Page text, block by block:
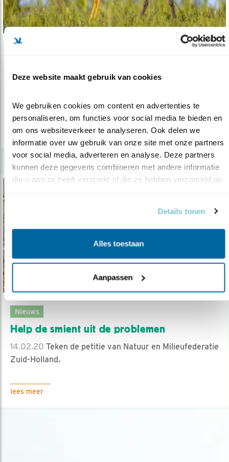
Deze website maakt gebruik van cookies
We gebruiken cookies om content en advertenties te
personaliseren, om functies voor social media te bieden en
om ons websiteverkeer te analyseren. Ook delen we
informatie over uw gebruik van onze site met onze partners
voor social media, adverteren en analyse. Deze partners
kunnen deze gegevens combineren met andere informatie
die u aan ze heeft verstrekt of die ze hebben verzameld op
Details tonen
Alles toestaan
Aanpassen
lees meer
Nieuws
Help de smient uit de problemen
14.02.20 Teken de petitie van Natuur en Milieufederatie
Zuid-Holland.
lees meer